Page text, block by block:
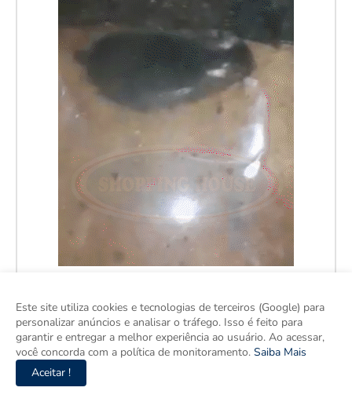
Este site utiliza cookies e tecnologias de terceiros (Google) para
personalizar anúncios e analisar o tráfego. Isso é feito para
garantir e entregar a melhor experiência ao usuário. Ao acessar,
você concorda com a política de monitoramento. Saiba Mais
Aceitar !